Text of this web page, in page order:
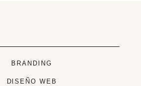
BRANDING
DISEÑO WEB